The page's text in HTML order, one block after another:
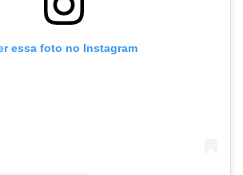
essa foto no Instagram